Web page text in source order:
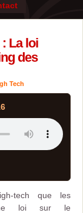
: La loi
des
Tech
tech que les
loi sur le